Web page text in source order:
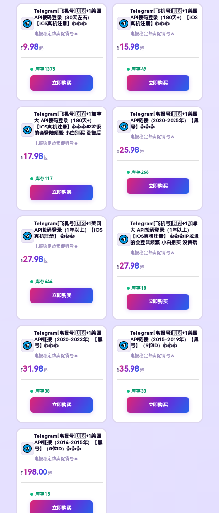
Telegram[飞机号]🇺🇸+1美国
API接码登录（30天左右）
【iOS真机注册】👍👍👍
电报稳定热卖促销号🔥
¥9.98 起
库存 1375
立即购买
Telegram[飞机号]🇺🇸+1美国
API接码登录（180天+）【iOS
真机注册】👍👍👍
电报稳定热卖促销号🔥
¥15.98 起
库存 49
立即购买
Telegram[飞机号]🇨🇦+1加拿
大 API接码登录（180天+）
【iOS真机注册】👍👍👍IP垃圾
的会登陆频繁 小白别买 没售后
电报稳定热卖促销号🔥
¥17.98 起
库存 117
立即购买
Telegram[电报号]🇺🇸+1美国
API链接（2020-2025年）【黑
号】👍👍👍
电报稳定热卖促销号🔥
¥25.98 起
库存 266
立即购买
Telegram[飞机号]🇺🇸+1美国
API接码登录（1年以上）【iOS
真机注册】 👍👍👍
电报稳定热卖促销号🔥
¥27.98 起
库存 444
立即购买
Telegram[飞机号]🇨🇦+1加拿
大 API接码登录（1年以上）
【iOS真机注册】 👍👍👍IP垃圾
的会登陆频繁 小白别买 没售后
电报稳定热卖促销号🔥
¥27.98 起
库存 18
立即购买
Telegram[电报号]🇺🇸+1美国
API链接（2020-2023年）【黑
号】👍👍👍
电报稳定热卖促销号🔥
¥31.98 起
库存 38
立即购买
Telegram[电报号]🇺🇸+1美国
API链接（2015-2019年）【黑
号】（9位ID）👍👍👍
电报稳定热卖促销号🔥
¥35.98 起
库存 33
立即购买
Telegram[电报号]🇺🇸+1美国
API链接（2014-2015年）【黑
号】（8位ID）👍👍👍
电报稳定热卖促销号🔥
¥198.00 起
库存 15
立即购买